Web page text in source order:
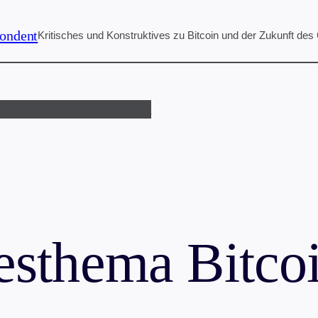
Kritisches und Konstruktives zu Bitcoin und der Zukunft des